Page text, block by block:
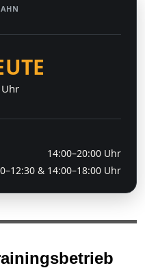
14:00–20:00 Uhr
& 14:00–18:00 Uhr